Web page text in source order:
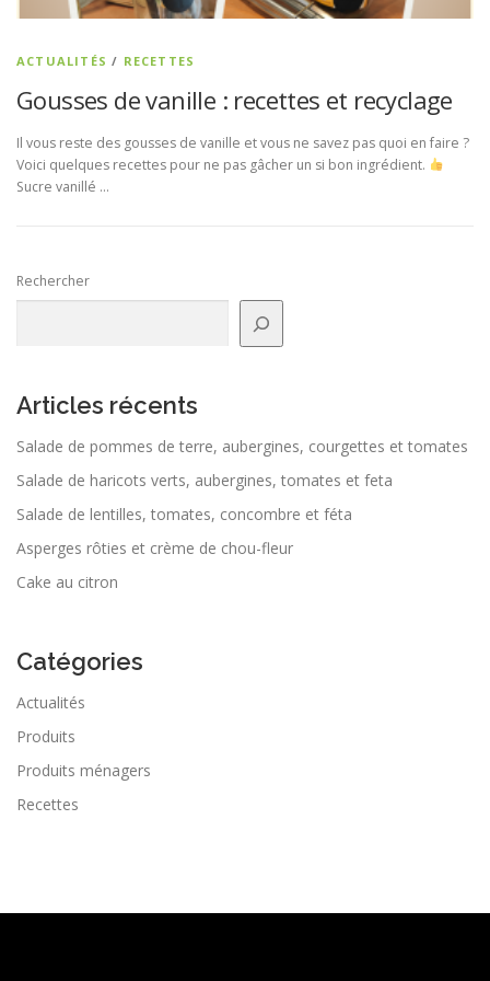
ACTUALITÉS / RECETTES
Gousses de vanille : recettes et recyclage
Il vous reste des gousses de vanille et vous ne savez pas quoi en faire ?
Voici quelques recettes pour ne pas gâcher un si bon ingrédient.
Sucre vanillé …
Rechercher
Articles récents
Salade de pommes de terre, aubergines, courgettes et tomates
Salade de haricots verts, aubergines, tomates et feta
Salade de lentilles, tomates, concombre et féta
Asperges rôties et crème de chou-fleur
Cake au citron
Catégories
Actualités
Produits
Produits ménagers
Recettes